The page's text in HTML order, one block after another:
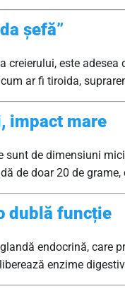
șefă”
creierului, este
ar fi tiroida,
impact mare
sunt de dimensiuni
de doar 20 de
dublă funcție
endocrină, care
enzime